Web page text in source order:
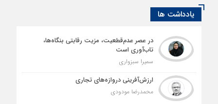
یادداشت ها
در عصر عدم‌قطعیت، مزیت رقابتی بنگاه‌ها،
تاب‌آوری است
سمیرا سبزواری
ارزش‌آفرینی دروازه‌های تجاری
محمدرضا مودودی